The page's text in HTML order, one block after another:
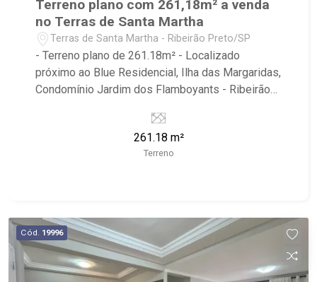
Terreno plano com 261,18m² a venda
no Terras de Santa Martha
Terras de Santa Martha - Ribeirão Preto/SP
- Terreno plano de 261.18m² - Localizado
próximo ao Blue Residencial, Ilha das Margaridas,
Condomínio Jardim dos Flamboyants - Ribeirão
- Sinta-se em casa na Ribeirão Imóveis, afinal
Somos e Vivemos Ribeirão: - funcionários
capacitados; - processos rápidos e eficientes; -
Ribeirão Imóveis - sede na Av. Professor João
Fiusa;
261.18 m²
Terreno
Cód. 19996